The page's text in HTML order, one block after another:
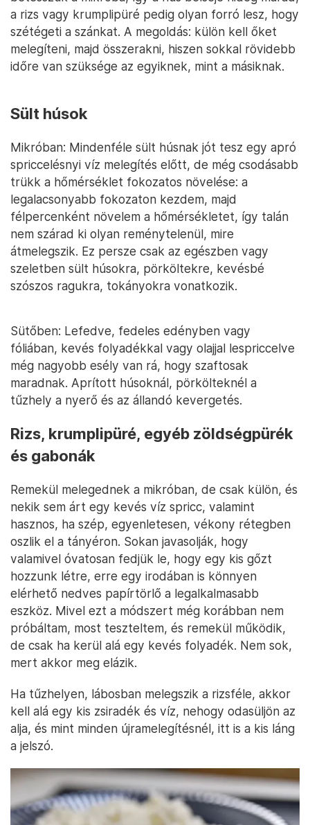
a rizs vagy krumplipüré pedig olyan forró lesz, hogy
szétégeti a szánkat. A megoldás: külön kell őket
melegíteni, majd összerakni, hiszen sokkal rövidebb
időre van szüksége az egyiknek, mint a másiknak.
Sült húsok
Mikróban: Mindenféle sült húsnak jót tesz egy apró
spriccelésnyi víz melegítés előtt, de még csodásabb
trükk a hőmérséklet fokozatos növelése: a
legalacsonyabb fokozaton kezdem, majd
félpercenként növelem a hőmérsékletet, így talán
nem szárad ki olyan reménytelenül, mire
átmelegszik. Ez persze csak az egészben vagy
szeletben sült húsokra, pörköltekre, kevésbé
szószos ragukra, tokányokra vonatkozik.
Sütőben: Lefedve, fedeles edényben vagy
fóliában, kevés folyadékkal vagy olajjal lespriccelve
még nagyobb esély van rá, hogy szaftosak
maradnak. Aprított húsoknál, pörkölteknél a
tűzhely a nyerő és az állandó kevergetés.
Rizs, krumplipüré, egyéb zöldségpürék
és gabonák
Remekül melegednek a mikróban, de csak külön, és
nekik sem árt egy kevés víz spricc, valamint
hasznos, ha szép, egyenletesen, vékony rétegben
oszlik el a tányéron. Sokan javasolják, hogy
valamivel óvatosan fedjük le, hogy egy kis gőzt
hozzunk létre, erre egy irodában is könnyen
elérhető nedves papírtörlő a legalkalmasabb
eszköz. Mivel ezt a módszert még korábban nem
próbáltam, most teszteltem, és remekül működik,
de csak ha kerül alá egy kevés folyadék. Nem sok,
mert akkor meg elázik.
Ha tűzhelyen, lábosban melegszik a rizsféle, akkor
kell alá egy kis zsiradék és víz, nehogy odasüljön az
alja, és mint minden újramelegítésnél, itt is a kis láng
a jelszó.